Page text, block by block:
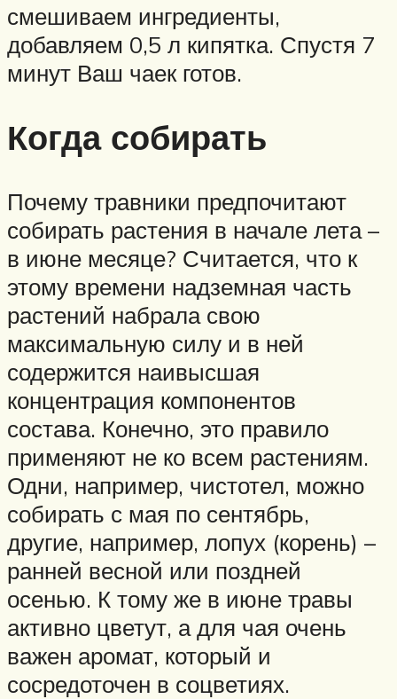
смешиваем ингредиенты,
добавляем 0,5 л кипятка. Спустя 7
минут Ваш чаек готов.
Когда собирать
Почему травники предпочитают
собирать растения в начале лета –
в июне месяце? Считается, что к
этому времени надземная часть
растений набрала свою
максимальную силу и в ней
содержится наивысшая
концентрация компонентов
состава. Конечно, это правило
применяют не ко всем растениям.
Одни, например, чистотел, можно
собирать с мая по сентябрь,
другие, например, лопух (корень) –
ранней весной или поздней
осенью. К тому же в июне травы
активно цветут, а для чая очень
важен аромат, который и
сосредоточен в соцветиях.